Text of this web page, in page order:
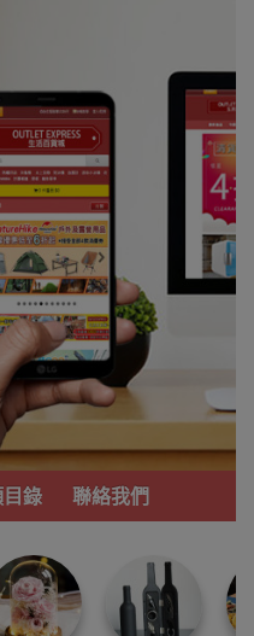
錄 聯絡我們